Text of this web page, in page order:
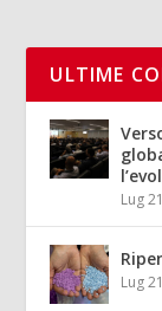
ULTIME
Lug
Lug